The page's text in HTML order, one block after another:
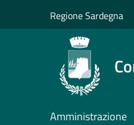
Regione Sardegna
Amministrazione